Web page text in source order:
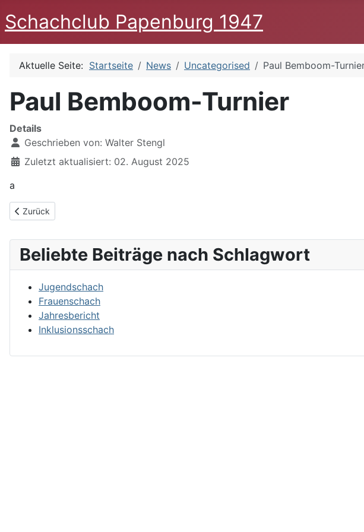
Schachclub Papenburg 1947
Aktuelle Seite: Startseite News Uncategorised Paul Bemboom-
Paul Bemboom-Turnier
Details
Geschrieben von: Walter Stengl
Zuletzt aktualisiert: 02. August 2025
a
Vorheriger Beitrag: Paul Bemboom Turnier 2025
Zurück
Beliebte Beiträge nach Schlagwort
Jugendschach
Frauenschach
Jahresbericht
Inklusionsschach